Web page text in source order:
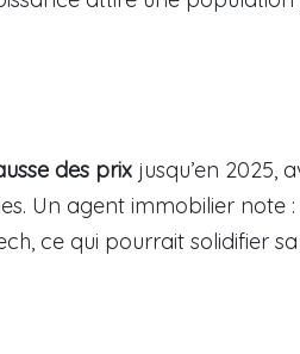
des prix jusqu’en 2025,
Un agent immobilier note :
ce qui pourrait solidifier